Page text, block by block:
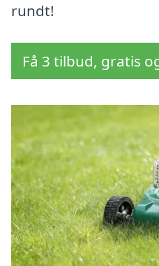
rundt!
Få 3 tilbud, gratis